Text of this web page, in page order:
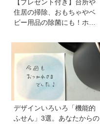
【プレゼント付き】台所や
住居の掃除、おもちゃやベ
ビー用品の除菌にも！ホタ
ーナー「Shell we clean?」
デザインいろいろ「機能的
ふせん」3選。あなたからの